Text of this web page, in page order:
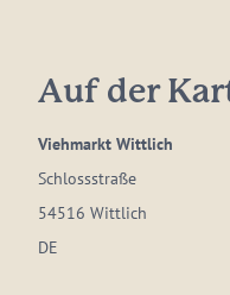
Auf der
Viehmarkt Wittlich
Schlossstraße
54516 Wittlich
DE